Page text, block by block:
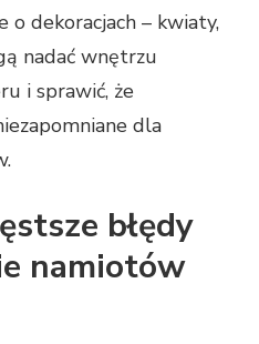
o dekoracjach – kwiaty,
nadać wnętrzu
i sprawić, że
dla
błędy
namiotów